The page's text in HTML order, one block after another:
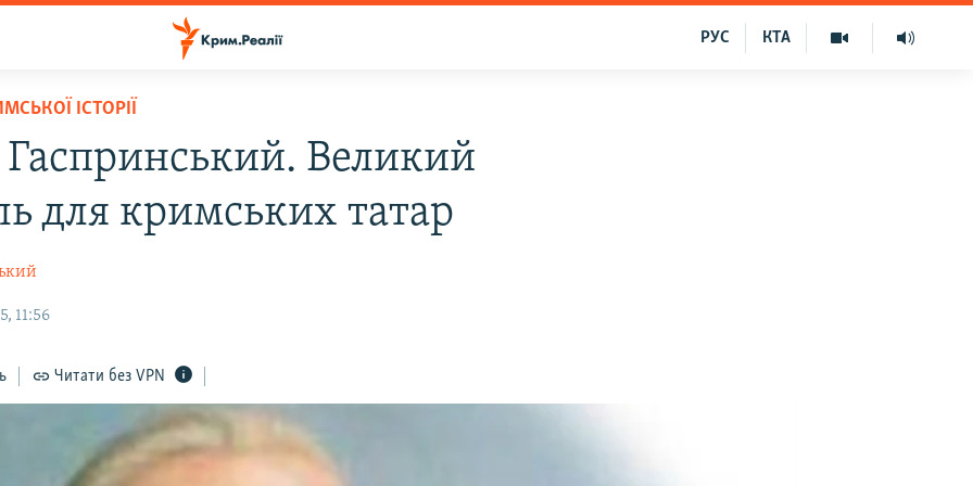
КТА
РУС
ІСТОРІЇ
Гаспринський. Великий
для кримських татар
11:56
Читати без VPN